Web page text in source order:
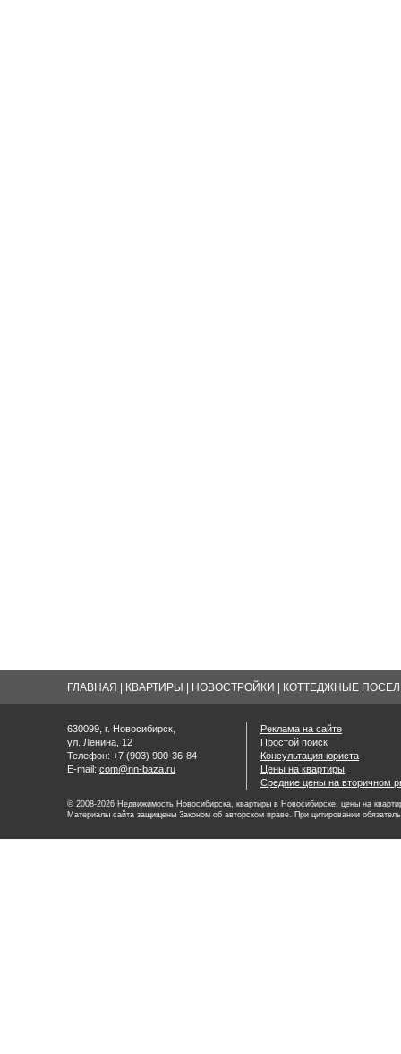
ГЛАВНАЯ КВАРТИРЫ НОВОСТРОЙКИ КОТТЕДЖНЫЕ
630099, г. Новосибирск,
ул. Ленина, 12
Телефон: +7 (903) 900-36-84
E-mail: com@nn-baza.ru
Реклама на сайте
Простой поиск
Консультация юриста
Цены на квартиры
Средние цены на вторичном
© 2008-2026 Недвижимость Новосибирска, квартиры в Новосибирске, цены на
Материалы сайта защищены Законом об авторском праве. При цитировании